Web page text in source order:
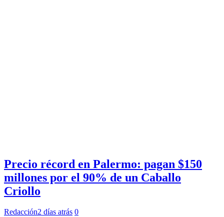
Precio récord en Palermo: pagan $150
millones por el 90% de un Caballo
Criollo
Redacción2 días atrás 0